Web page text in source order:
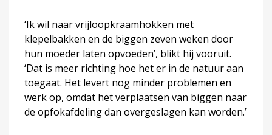
‘Ik wil naar vrijloopkraamhokken met
klepelbakken en de biggen zeven weken door
hun moeder laten opvoeden’, blikt hij vooruit.
‘Dat is meer richting hoe het er in de natuur aan
toegaat. Het levert nog minder problemen en
werk op, omdat het verplaatsen van biggen naar
de opfokafdeling dan overgeslagen kan worden.’